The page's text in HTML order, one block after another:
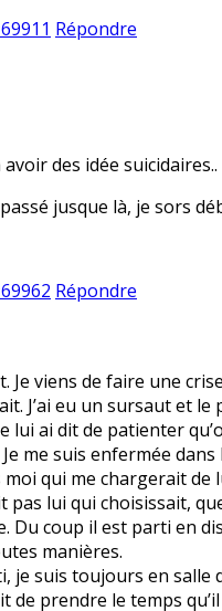
Répondre
des idée suicidaires..
jusque là, je sors
Répondre
Je viens de faire une
J’ai eu un sursaut et le
lui ai dit de patienter
me suis enfermée
moi qui me chargerait
pas lui qui choisissait,
Du coup il est parti en
manières.
je suis toujours en salle
de prendre le temps